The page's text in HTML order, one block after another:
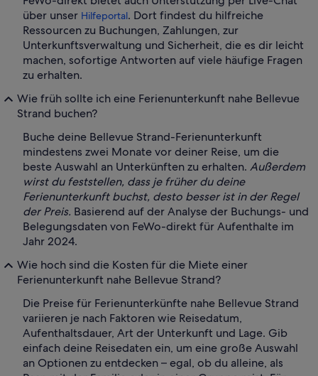
über unser Hilfeportal. Dort findest du hilfreiche
Ressourcen zu Buchungen, Zahlungen, zur
Unterkunftsverwaltung und Sicherheit, die es dir leicht
machen, sofortige Antworten auf viele häufige Fragen
zu erhalten.
Wie früh sollte ich eine Ferienunterkunft nahe Bellevue
Strand buchen?
Buche deine Bellevue Strand-Ferienunterkunft
mindestens zwei Monate vor deiner Reise, um die
beste Auswahl an Unterkünften zu erhalten. Außerdem
wirst du feststellen, dass je früher du deine
Ferienunterkunft buchst, desto besser ist in der Regel
der Preis. Basierend auf der Analyse der Buchungs- und
Belegungsdaten von FeWo-direkt für Aufenthalte im
Jahr 2024.
Wie hoch sind die Kosten für die Miete einer
Ferienunterkunft nahe Bellevue Strand?
Die Preise für Ferienunterkünfte nahe Bellevue Strand
variieren je nach Faktoren wie Reisedatum,
Aufenthaltsdauer, Art der Unterkunft und Lage. Gib
einfach deine Reisedaten ein, um eine große Auswahl
an Optionen zu entdecken – egal, ob du alleine, als